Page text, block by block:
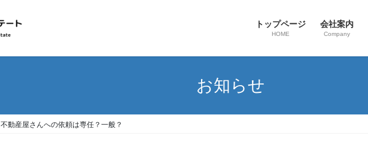
トップページ
HOME
会社案内
Company
お知らせ
不動産屋さんへの依頼は専任？一般？